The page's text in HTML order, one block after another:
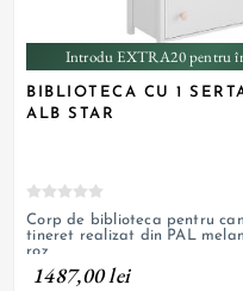
Introdu EXTRA20 pentru
BIBLIOTECA CU 1
ALB STAR
Corp de biblioteca pentru
tineret realizat din PAL
roz
1487,00 lei